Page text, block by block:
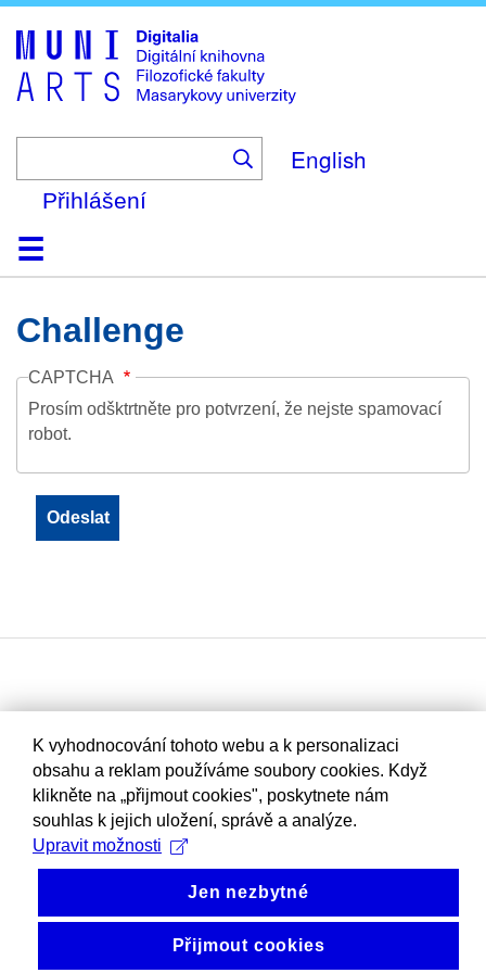
to
main
content
English
Přihlášení
DomůKolekce
Prohlížení
Vyhledávání
O platformě
Nápověda
KontaktDigitalia
Challenge
CAPTCHA
Prosím odšktrtněte pro potvrzení, že nejste spamovací
robot.
K vyhodnocování tohoto webu a k personalizaci
obsahu a reklam používáme soubory cookies. Když
klikněte na „přijmout cookies", poskytnete nám
souhlas k jejich uložení, správě a analýze.
Upravit možnosti
Jen nezbytné
Přijmout cookies